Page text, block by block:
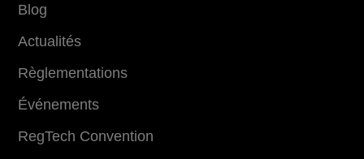
Blog
Actualités
Règlementations
Événements
RegTech Convention